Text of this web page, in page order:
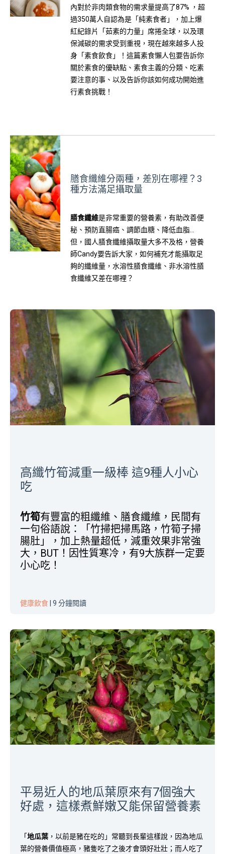
內對於非肉類食物的需求量提高了87% ，超
過350萬人自認為是「純素食者」，加上爆
紅紀錄片「茹素的力量」席捲全球，以及環
保減碳的需求受到重視，現在越來越多人投
身「素食飲食」！這篇素食懶人包要告訴你
關於素食的優缺點、素食主義的分類、吃素
要注意的事、以及告訴你該如何成功開始進
行素食挑戰！
膳食纖維分兩種，差別在哪裡？3
種方法滿足攝取量
膳食纖維是非常重要的營養素，有助改善便
秘、預防直腸癌、調節血糖、降低血脂...
但，國人膳食纖維攝取量大多不及格，營養
師Candy要告訴大家，如何補充才能攝取足
夠的纖維量，水溶性膳食纖維、非水溶性膳
食纖維又差在哪裡？
高纖竹筍減重一級棒 這9種人小心
吃
竹筍有豐富的粗纖維、膳食纖維，民間有
一句俗語說：「竹掃把掃馬路，竹筍子掃
腸肚」，加上熱量超低，減重效果非常強
大，BUT！因性質寒冷，有9大族群一定要
小心吃！
健康飲食| 9 分鐘閱讀
平易近人的地瓜葉原來有7個強大
好處，這樣煮鮮嫩又能保留營養素
「地瓜葉 ，以前是豬在吃的」常聽到長輩這樣說，因為地瓜
葉的營養價值極高，豬隻吃了之後才會頭好壯壯；而人吃了